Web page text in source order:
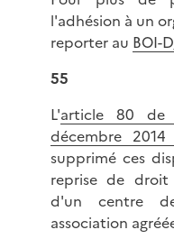
l'adhésion à un
reporter au BOI-
55
L'article 80 de
décembre
supprimé ces
reprise de
d'un centre
association